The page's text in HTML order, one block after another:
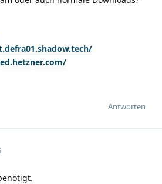
Antworten